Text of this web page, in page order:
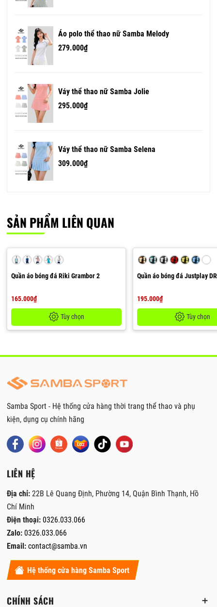
Áo polo thể thao nữ Samba Melody
279.000₫
Váy thể thao nữ Samba Jolie
295.000₫
Váy thể thao nữ Samba Selena
309.000₫
SẢN PHẨM LIÊN QUAN
Quần áo bóng đá Riki Grambor 2
165.000₫
Tùy chọn
Quần áo bóng đá Justplay
195.000₫
Tùy chọn
Samba Sport - Hệ thống cửa hàng thời trang thể thao và phụ
kiện, dụng cụ chính hãng
LIÊN HỆ
Địa chỉ: 22B Lê Quang Định, Phường 14, Quận Bình Thạnh, Hồ
Chí Minh
Điện thoại: 0326.033.066
Zalo: 0326.033.066
Email: contact@samba.vn
Hệ thống cửa hàng Samba Sport
CHÍNH SÁCH